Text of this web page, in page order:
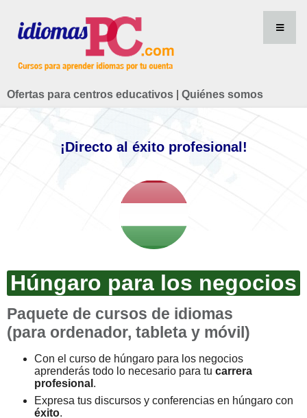
Ofertas para centros educativos Quiénes somos
¡Directo al éxito profesional!
Húngaro para los negocios
Paquete de cursos de idiomas
(para ordenador, tableta y móvil)
Con el curso de húngaro para los negocios
aprenderás todo lo necesario para tu carrera
profesional .
Expresa tus discursos y conferencias en húngaro con
éxito.